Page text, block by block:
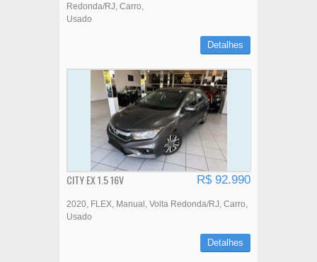
Redonda/RJ Carro
Usado
Detalhes
CITY EX 1.5 16V R$ 92.990
2020 FLEX Manual Volta Redonda/RJ Carro
Usado
Detalhes